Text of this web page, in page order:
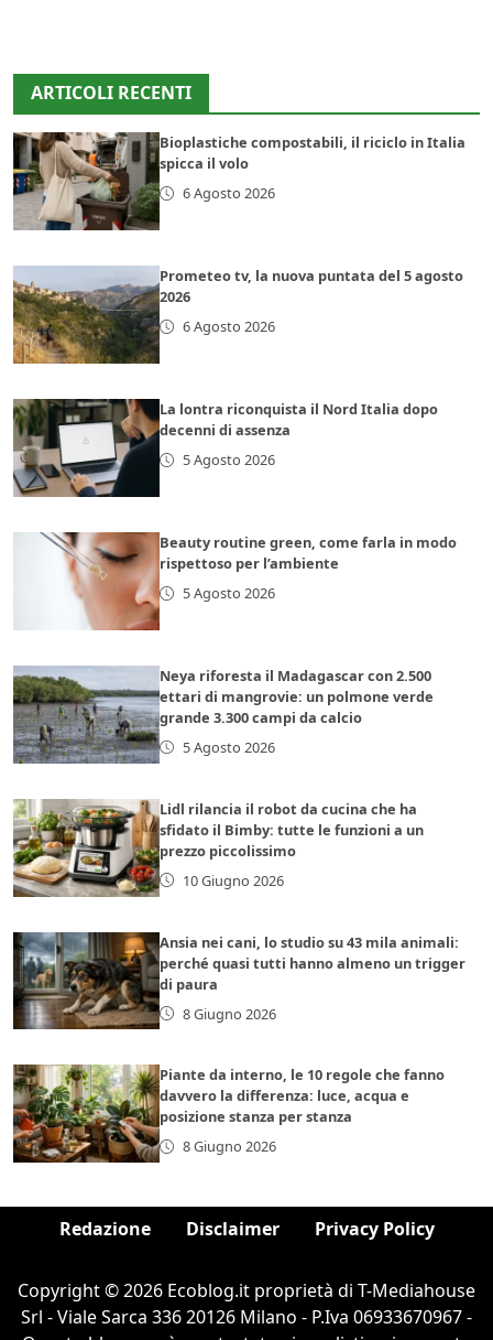
ARTICOLI RECENTI
Bioplastiche compostabili, il riciclo in Italia
spicca il volo
6 Agosto 2026
Prometeo tv, la nuova puntata del 5 agosto
2026
6 Agosto 2026
La lontra riconquista il Nord Italia dopo
decenni di assenza
5 Agosto 2026
Beauty routine green, come farla in modo
rispettoso per l’ambiente
5 Agosto 2026
Neya riforesta il Madagascar con 2.500
ettari di mangrovie: un polmone verde
grande 3.300 campi da calcio
5 Agosto 2026
Lidl rilancia il robot da cucina che ha
sfidato il Bimby: tutte le funzioni a un
prezzo piccolissimo
10 Giugno 2026
Ansia nei cani, lo studio su 43 mila animali:
perché quasi tutti hanno almeno un trigger
di paura
8 Giugno 2026
Piante da interno, le 10 regole che fanno
davvero la differenza: luce, acqua e
posizione stanza per stanza
8 Giugno 2026
Redazione Disclaimer Privacy Policy
Copyright © 2026 Ecoblog.it proprietà di T-Mediahouse
Srl - Viale Sarca 336 20126 Milano - P.Iva 06933670967 -